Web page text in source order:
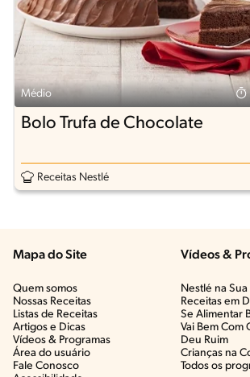
Médio
Bolo Trufa de Chocolate
Receitas Nestlé
Mapa do Site
Quem somos
Nossas Receitas
Listas de Receitas​
Artigos e Dicas​
Vídeos & Programas​
Área do usuário
Fale Conosco
Vídeos &
Nestlé na Sua
Receitas em
Se Alimentar
Vai Bem Com
Deu Ruim​
Crianças na
Todos os